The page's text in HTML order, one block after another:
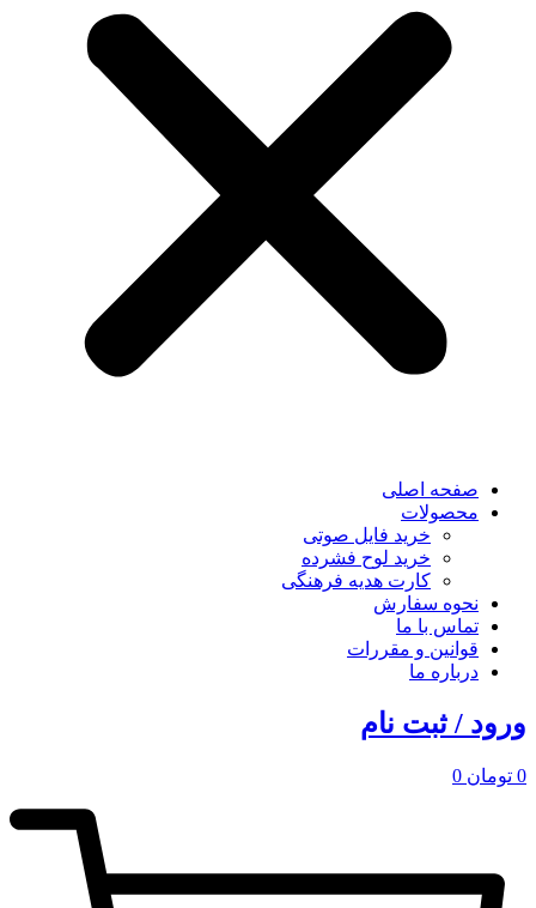
صفحه اصلی
محصولات
خرید فایل صوتی
خرید لوح فشرده
کارت هدیه فرهنگی
نحوه سفارش
تماس با ما
قوانین و مقررات
درباره ما
ورود / ثبت نام
0 تومان 0